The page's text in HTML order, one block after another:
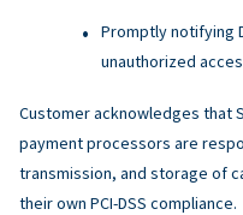
Promptly notifying
unauthorized
Customer acknowledges that
payment processors are
transmission, and storage of
their own PCI-DSS compliance.